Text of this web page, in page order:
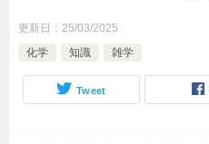
更新日： 25/03/2025
化学
知識 雑学
Tweet